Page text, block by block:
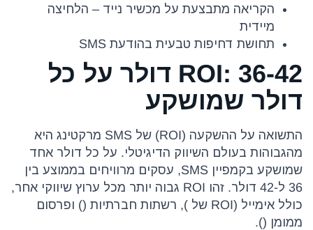
הקריאה מתבצעת על מכשיר נייד – הלחיצה
מיידית
תחושת דחיפות טבעית בהודעת SMS
ROI: 36-42 דולר על כל
דולר שמושקע
התשואה על ההשקעה (ROI) של SMS מרקטינג היא
מהגבוהות בעולם השיווק הדיגיטלי. על כל דולר אחד
שמושקע בקמפיין SMS, עסקים מרוויחים בממוצע בין
36 ל-42 דולר. זהו ROI גבוה יותר מכל ערוץ שיווקי אחר,
כולל אימייל (ROI של ), רשתות חברתיות () ופרסום
ממומן ().